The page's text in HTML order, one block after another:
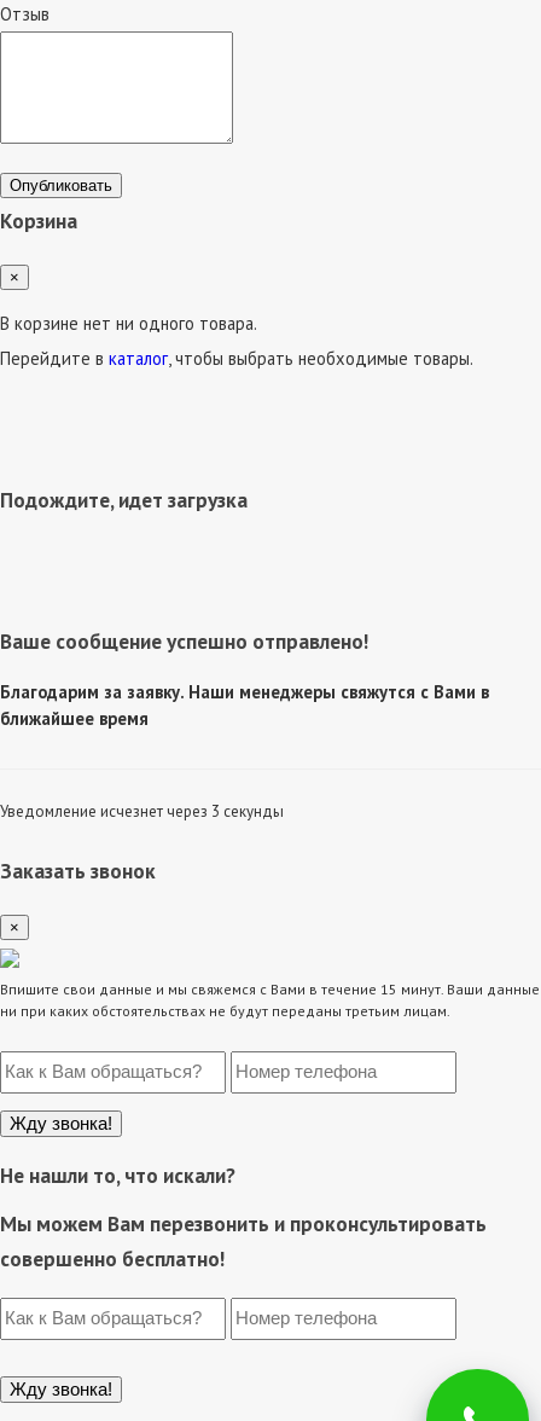
Отзыв
Опубликовать
Корзина
×
В корзине нет ни одного товара.
Перейдите в каталог, чтобы выбрать необходимые товары.
Подождите, идет загрузка
Ваше сообщение успешно отправлено!
Благодарим за заявку. Наши менеджеры свяжутся с Вами в
ближайшее время
Уведомление исчезнет через 3 секунды
Заказать звонок
×
Впишите свои данные и мы свяжемся с Вами в течение 15 минут. Ваши данные
ни при каких обстоятельствах не будут переданы третьим лицам.
Не нашли то, что искали?
Мы можем Вам перезвонить и проконсультировать
совершенно бесплатно!